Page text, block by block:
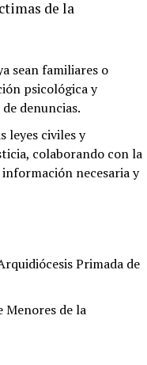
de la
sean familiares o
psicológica y
denuncias.
leyes civiles y
colaborando con la
necesaria y
Primada de
Menores de la